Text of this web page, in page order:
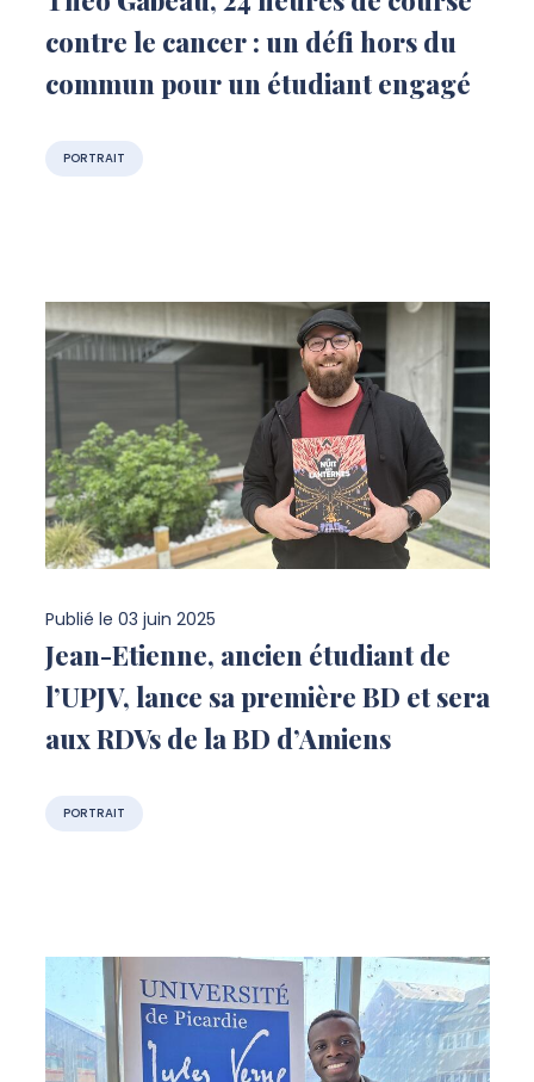
contre le cancer : un défi hors du
commun pour un étudiant engagé
PORTRAIT
Publié le 03 juin 2025
Jean-Etienne, ancien étudiant de
l’UPJV, lance sa première BD et sera
aux RDVs de la BD d’Amiens
PORTRAIT